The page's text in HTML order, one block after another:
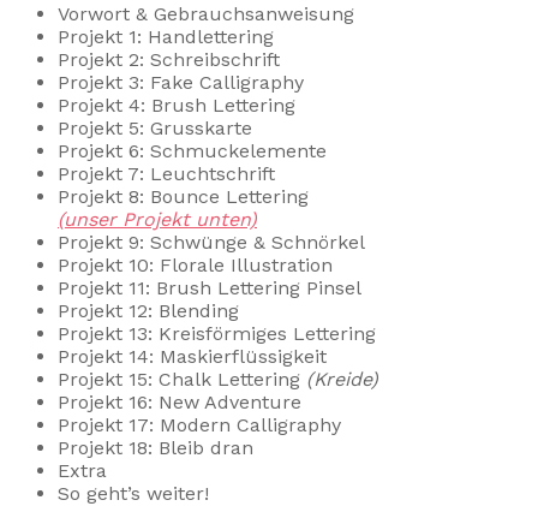
Vorwort & Gebrauchsanweisung
Projekt 1: Handlettering
Projekt 2: Schreibschrift
Projekt 3: Fake Calligraphy
Projekt 4: Brush Lettering
Projekt 5: Grusskarte
Projekt 6: Schmuckelemente
Projekt 7: Leuchtschrift
Projekt 8: Bounce Lettering
(unser Projekt unten)
Projekt 9: Schwünge & Schnörkel
Projekt 10: Florale Illustration
Projekt 11: Brush Lettering Pinsel
Projekt 12: Blending
Projekt 13: Kreisförmiges Lettering
Projekt 14: Maskierflüssigkeit
Projekt 15: Chalk Lettering (Kreide)
Projekt 16: New Adventure
Projekt 17: Modern Calligraphy
Projekt 18: Bleib dran
Extra
So geht’s weiter!